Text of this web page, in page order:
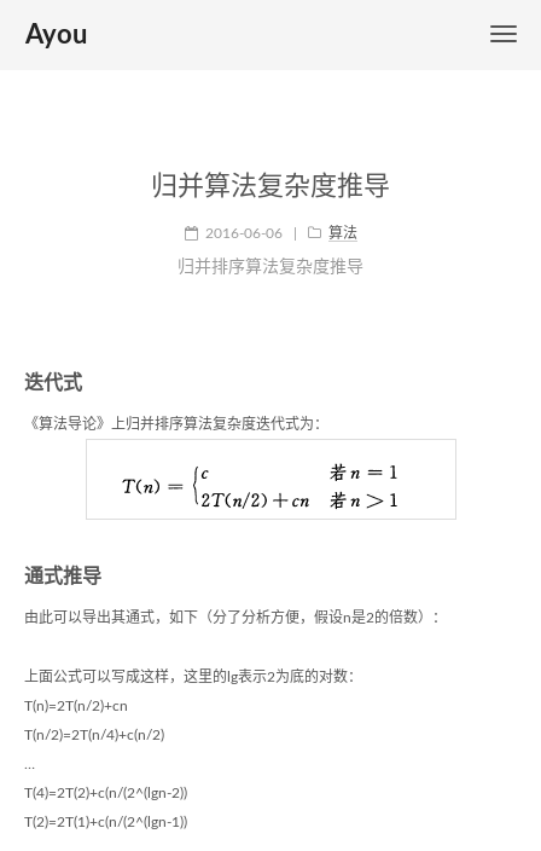
Ayou
归并算法复杂度推导
2016-06-06 算法
归并排序算法复杂度推导
迭代式
《算法导论》上归并排序算法复杂度迭代式为：
通式推导
由此可以导出其通式，如下（分了分析方便，假设n是2的倍数）：
上面公式可以写成这样，这里的lg表示2为底的对数：
T(n)=2T(n/2)+cn
T(n/2)=2T(n/4)+c(n/2)
T(4)=2T(2)+c(n/(2^(lgn-2))
T(2)=2T(1)+c(n/(2^(lgn-1))